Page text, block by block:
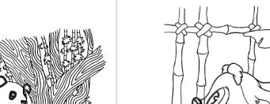
на траве